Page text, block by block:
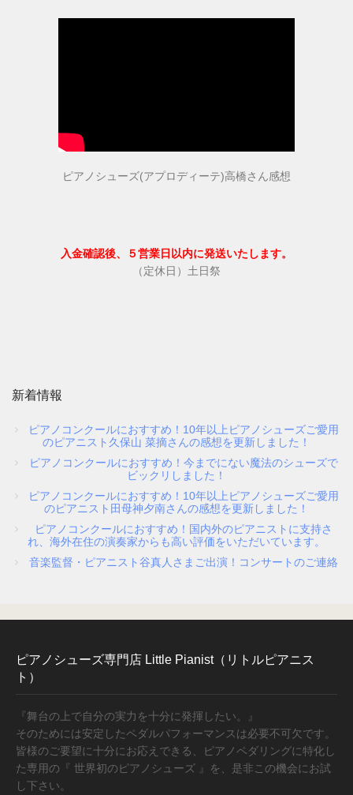
個人情報保護法方針
ピアノシューズ(アプロディーテ)高橋さん感想
入金確認後、５営業日以内に発送いたします。
（定休日）土日祭
新着情報
ピアノコンクールにおすすめ！10年以上ピアノシューズご愛用
のピアニスト久保山 菜摘さんの感想を更新しました！
ピアノコンクールにおすすめ！今までにない魔法のシューズで
ビックリしました！
ピアノコンクールにおすすめ！10年以上ピアノシューズご愛用
のピアニスト田母神夕南さんの感想を更新しました！
ピアノコンクールにおすすめ！国内外のピアニストに支持さ
れ、海外在住の演奏家からも高い評価をいただいています。
音楽監督・ピアニスト谷真人さまご出演！コンサートのご連絡
ピアノシューズ専門店 Little Pianist（リトルピアニス
ト）
『舞台の上で自分の実力を十分に発揮したい。』
そのためには安定したペダルパフォーマンスは必要不可欠です。
皆様のご要望に十分にお応えできる、ピアノペダリングに特化し
た専用の『 世界初のピアノシューズ 』を、是非この機会にお試
し下さい。